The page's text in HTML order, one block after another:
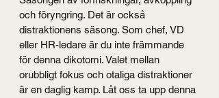
och föryngring. Det är också
distraktionens säsong. Som chef, VD
eller HR-ledare är du inte främmande
för denna dikotomi. Valet mellan
orubbligt fokus och otaliga distraktioner
är en daglig kamp. Låt oss ta upp denna